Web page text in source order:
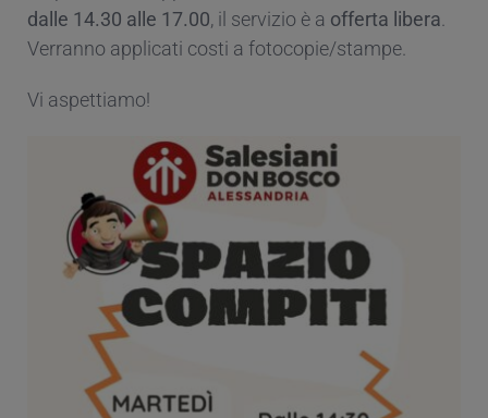
dalle 14.30 alle 17.00, il servizio è a offerta libera
Verranno applicati costi a fotocopie/stampe.
Vi aspettiamo!